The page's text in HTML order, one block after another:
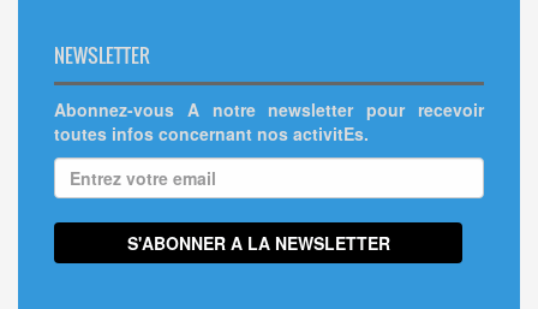
NEWSLETTER
Abonnez-vous A notre newsletter pour recevoir
toutes infos concernant nos activitEs.